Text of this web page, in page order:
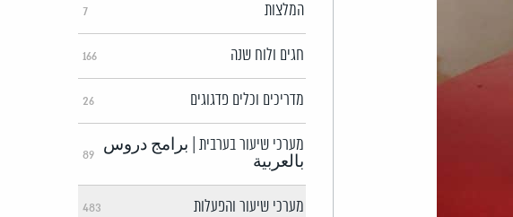
המלצות 7
חגים ולוח שנה 166
מדריכים וכלים פדגוגים 26
מערכי שיעור בערבית | برامج دروس
بالعربية
89
מערכי שיעור והפעלות 483